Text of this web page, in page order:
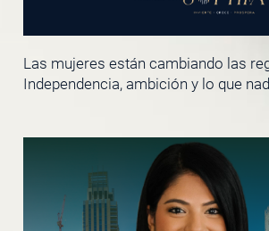
Las mujeres están cambiando las
Independencia, ambición y lo que